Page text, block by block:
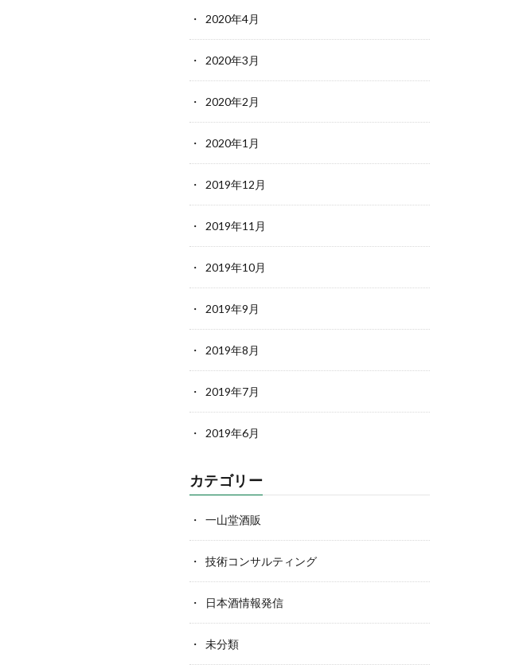
2020年4月
2020年3月
2020年2月
2020年1月
2019年12月
2019年11月
2019年10月
2019年9月
2019年8月
2019年7月
2019年6月
カテゴリー
一山堂酒販
技術コンサルティング
日本酒情報発信
未分類